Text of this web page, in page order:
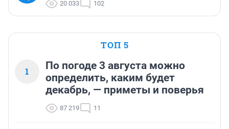
20 033 102
ТОП 5
1
По погоде 3 августа можно
определить, каким будет
декабрь, — приметы и поверья
87 219 11